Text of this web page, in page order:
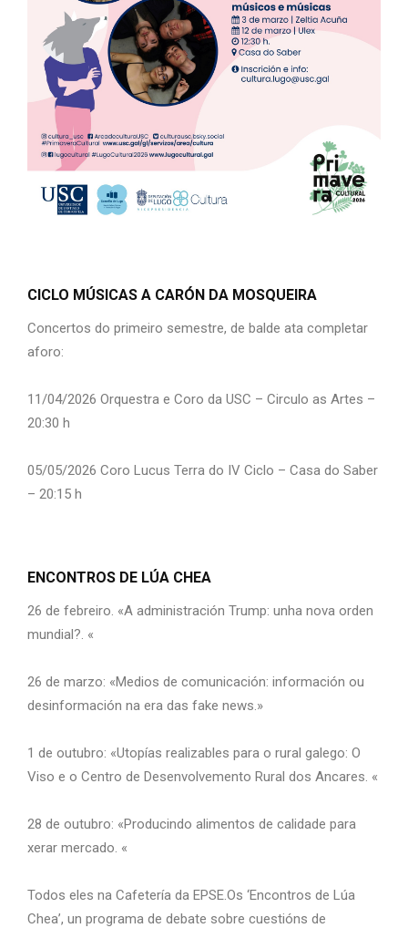
CICLO MÚSICAS A CARÓN DA MOSQUEIRA
Concertos do primeiro semestre, de balde ata completar
aforo:
11/04/2026 Orquestra e Coro da USC – Circulo as Artes –
20:30 h
05/05/2026 Coro Lucus Terra do IV Ciclo – Casa do Saber
– 20:15 h
ENCONTROS DE LÚA CHEA
26 de febreiro. «A administración Trump: unha nova orden
mundial?. «
26 de marzo: «Medios de comunicación: información ou
desinformación na era das fake news.»
1 de outubro: «Utopías realizables para o rural galego: O
Viso e o Centro de Desenvolvemento Rural dos Ancares. «
28 de outubro: «Producindo alimentos de calidade para
xerar mercado. «
Todos eles na Cafetería da EPSE.Os ‘Encontros de Lúa
Chea’, un programa de debate sobre cuestións de